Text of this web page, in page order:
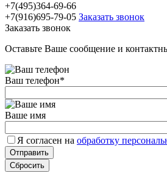
+7(495)364-69-66
+7(916)695-79-05 Заказать звонок
Заказать звонок
Оставьте Ваше сообщение и
Ваш телефон*
Ваше имя
Я согласен на обработку